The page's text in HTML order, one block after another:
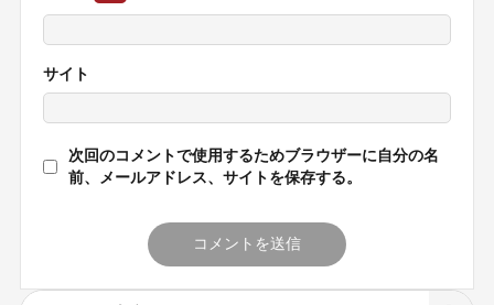
サイト
次回のコメントで使用するためブラウザーに自分の名
前、メールアドレス、サイトを保存する。